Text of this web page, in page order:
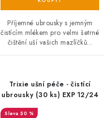
Příjemné ubrousky s jemným
čistícím mlékem pro velmi šetrné
čištění uší vašich mazlíčků...
Trixie ušní péče - čistící
ubrousky (30 ks) EXP 12/24
50 %